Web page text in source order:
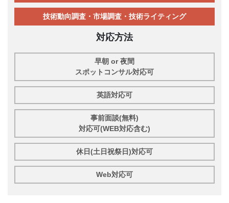
技術動向調査・市場調査・技術ライティング
対応方法
早朝 or 夜間
スポットコンサル対応可
英語対応可
事前面談(無料)
対応可(WEB対応含む)
休日(土日祝祭日)対応可
Web対応可